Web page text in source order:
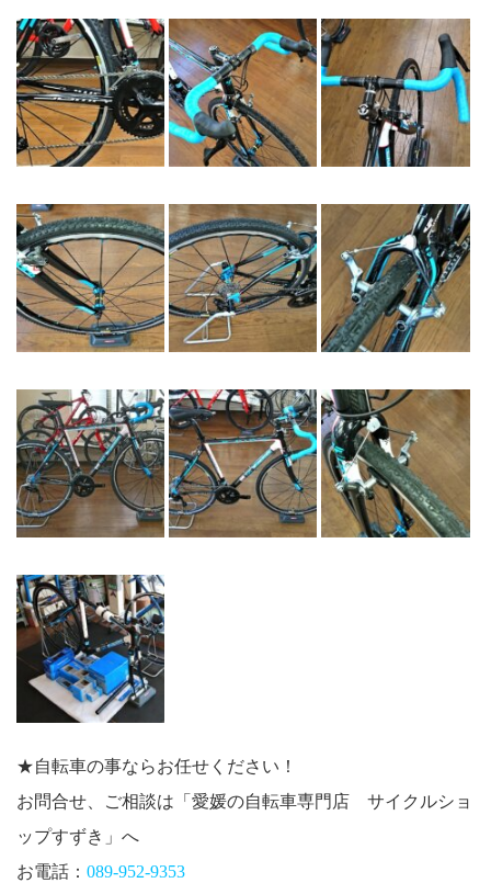
★自転車の事ならお任せください！
お問合せ、ご相談は「愛媛の自転車専門店 サイクルショ
ップすずき」へ
お電話： 089-952-9353